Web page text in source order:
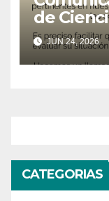
de
JUN 24, 2026
CATEGORIAS